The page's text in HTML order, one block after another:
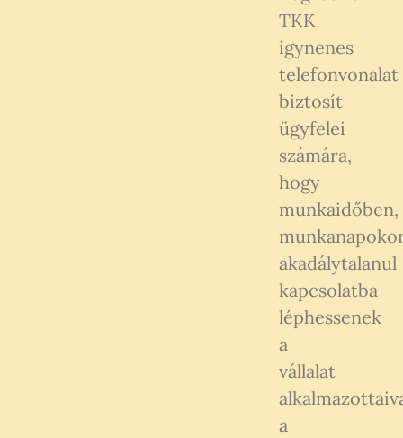
TKK
igynenes
telefonvonalat
biztosít
ügyfelei
számára,
hogy
munkaidőben,
akadálytalanul
kapcsolatba
léphessenek
a
vállalat
a